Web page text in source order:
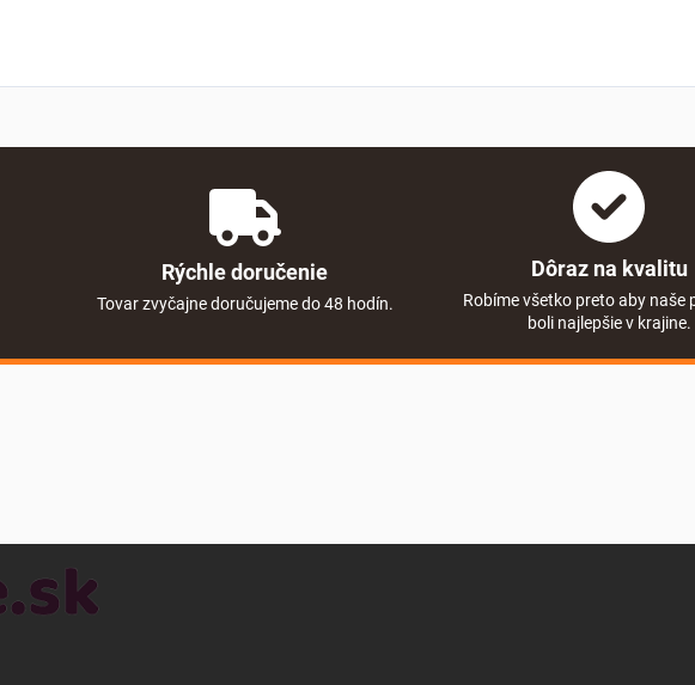
Rýchle doručenie
Tovar zvyčajne doručujeme do 48 hodín.
Dôraz na kvalitu
Robíme všetko preto aby naše
boli najlepšie v krajine.